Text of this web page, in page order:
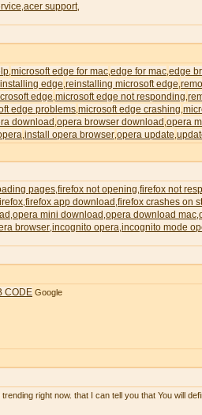
acer support,
microsoft edge for mac edge for mac edge
edge reinstalling microsoft edge
edge microsoft edge not responding
edge problems microsoft edge crashing
download opera browser download opera
install opera browser opera update
pages firefox not opening firefox not
firefox app download firefox crashes on
opera mini download opera download mac
browser incognito opera incognito mode
CODE Google
right now. that I can tell you that You will